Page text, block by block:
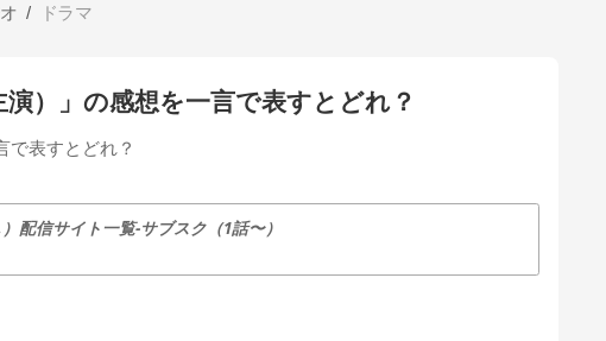
ドラマ
）」の感想を一言で表すとどれ？
で表すとどれ？
配信サイト一覧-サブスク（1話〜）